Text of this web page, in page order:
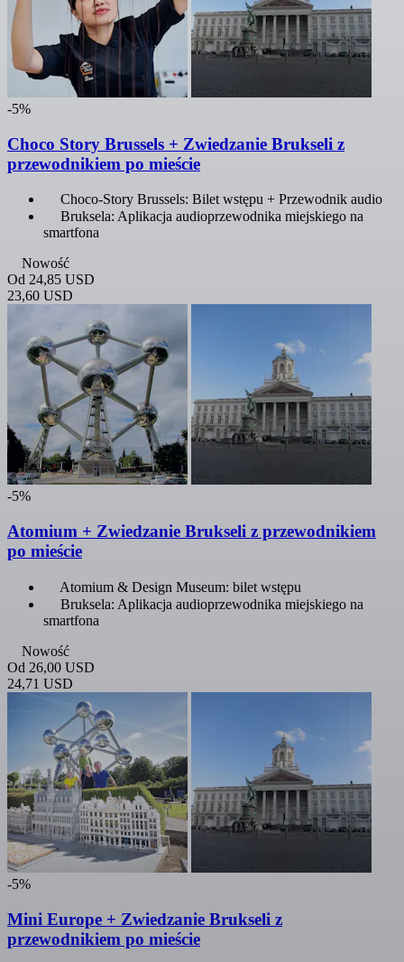
-5%
Choco Story Brussels + Zwiedzanie Brukseli z
przewodnikiem po mieście
Choco-Story Brussels: Bilet wstępu + Przewodnik audio
Bruksela: Aplikacja audioprzewodnika miejskiego na
smartfona
Nowość
Od 24,85 USD
23,60 USD
-5%
Atomium + Zwiedzanie Brukseli z przewodnikiem
po mieście
Atomium & Design Museum: bilet wstępu
Bruksela: Aplikacja audioprzewodnika miejskiego na
smartfona
Nowość
Od 26,00 USD
24,71 USD
-5%
Mini Europe + Zwiedzanie Brukseli z
przewodnikiem po mieście